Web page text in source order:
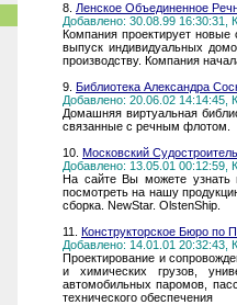
8. Ленское Объединенное
Добавлено: 30.08.99 16:30:31,
Компания проектирует
выпуск индивидуальных
производству. Компания
9. Библиотека Александра
Добавлено: 20.06.02 14:14:45,
Домашняя виртуальная
связанные с речным флотом.
10. Московский
Добавлено: 13.05.01 00:12:59,
На сайте Вы можете узнать
посмотреть на нашу
сборка. NewStar. OlstenShip.
11. Конструкторское Бюро по
Добавлено: 14.01.01 20:32:43,
Пpоектиpование и
и химических гpузов,
автомобильных паpомов,
технического обеспечения